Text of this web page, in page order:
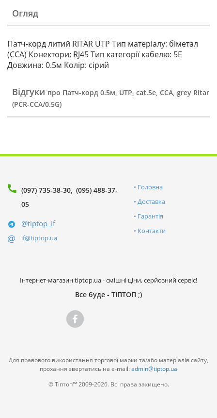
Огляд
Патч-корд литий RITAR UTP Тип матеріалу: біметал
(CCA) Конектори: RJ45 Тип категорії кабелю: 5Е
Довжина: 0.5м Колір: сірий
Відгуки про Патч-корд 0.5м, UTP, cat.5e, CCA, grey Ritar
(PCR-CCA/0.5G)
(097) 735-38-30 (095) 488-37-
05
@tiptop_if
if@tiptop.ua
Головна
Доставка
Гарантія
Контакти
Інтернет-магазин tiptop.ua - смішні ціни, серйозний сервіс!
Все буде - ТІПТОП ;)
Для правового використання торгової марки та/або матеріалів сайту,
прохання звертатись на e-mail:admin@tiptop.ua
© Тіптоп™ 2009-2026. Всі права захищено.